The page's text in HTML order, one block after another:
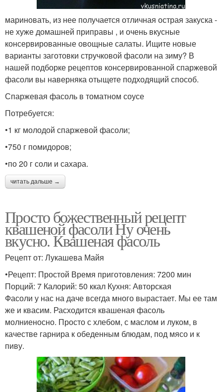
мариновать, из нее получается отличная острая закуска -
не хуже домашней приправы , и очень вкусные
консервированные овощные салаты. Ищите новые
варианты заготовки стручковой фасоли на зиму? В
нашей подборке рецептов консервированной спаржевой
фасоли вы наверняка отыщете подходящий способ.
Спаржевая фасоль в томатном соусе
Потребуется:
•1 кг молодой спаржевой фасоли;
•750 г помидоров;
•по 20 г соли и сахара.
читать дальше →
Просто божественный рецепт
квашеной фасоли Ну очень
вкусно. Квашеная фасоль
Рецепт от: Лукашева Майя
•Рецепт: Простой Время приготовления: 7200 мин
Порций: 7 Калорий: 50 ккал Кухня: Авторская
Фасоли у нас на даче всегда много вырастает. Мы ее там
же и квасим. Расходится квашеная фасоль
молниеносно. Просто с хлебом, с маслом и луком, в
качестве гарнира к обеденным блюдам, под мясо и к
пиву.